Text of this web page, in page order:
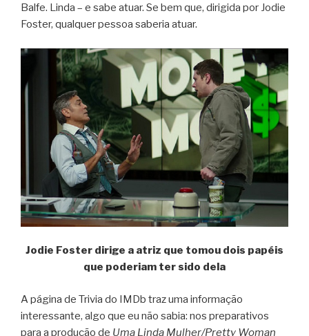
Balfe. Linda – e sabe atuar. Se bem que, dirigida por Jodie
Foster, qualquer pessoa saberia atuar.
Jodie Foster dirige a atriz que tomou dois papéis
que poderiam ter sido dela
A página de Trivia do IMDb traz uma informação
interessante, algo que eu não sabia: nos preparativos
para a produção de Uma Linda Mulher/Pretty Woman